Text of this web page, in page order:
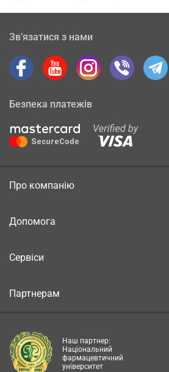
Зв’язатися з нами
Безпека платежів
Про компанію
Допомога
Сервіси
Партнерам
Наш партнер:
Національний
фармацевтичний
університет